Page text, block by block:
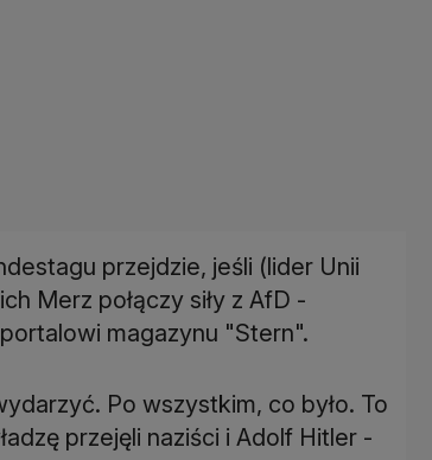
przejdzie, jeśli (lider Unii
Merz połączy siły z AfD -
magazynu "Stern".
Po wszystkim, co było. To
przejęli naziści i Adolf Hitler -